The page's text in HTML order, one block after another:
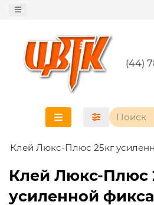
(44)
Клей Люкс-Плюс 25кг
Клей Люкс-Плюс
усиленной